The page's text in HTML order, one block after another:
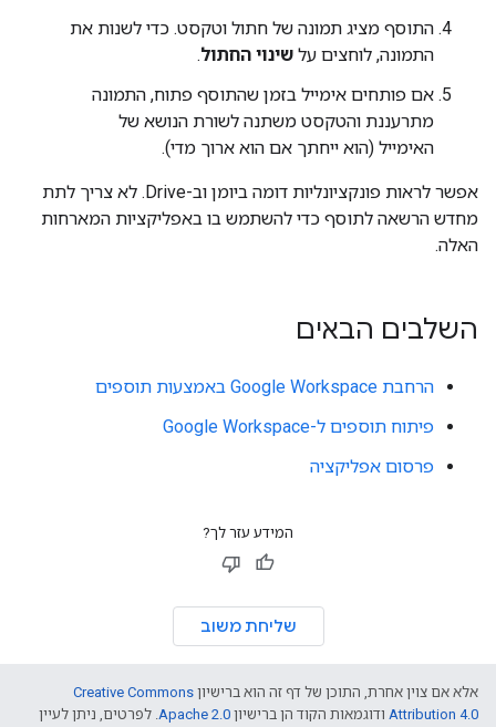
התוסף מציג תמונה של חתול וטקסט. כדי לשנות את
התמונה, לוחצים על שינוי החתול.
אם פותחים אימייל בזמן שהתוסף פתוח, התמונה
מתרעננת והטקסט משתנה לשורת הנושא של
האימייל (הוא ייחתך אם הוא ארוך מדי).
אפשר לראות פונקציונליות דומה ביומן וב-Drive. לא צריך לתת
מחדש הרשאה לתוסף כדי להשתמש בו באפליקציות המארחות
האלה.
השלבים הבאים
הרחבת Google Workspace באמצעות תוספים
פיתוח תוספים ל-Google Workspace
פרסום אפליקציה
המידע עזר לך?
שליחת משוב
אלא אם צוין אחרת, התוכן של דף זה הוא ברישיון Creative Commons
Attribution 4.0 ודוגמאות הקוד הן ברישיון Apache 2.0. לפרטים, ניתן לעיין